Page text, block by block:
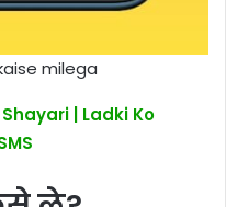
milega
| Ladki Ko